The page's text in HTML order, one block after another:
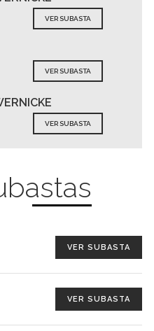
VER SUBASTA
VER SUBASTA
VER SUBASTA
VER SUBASTA
VER SUBASTA